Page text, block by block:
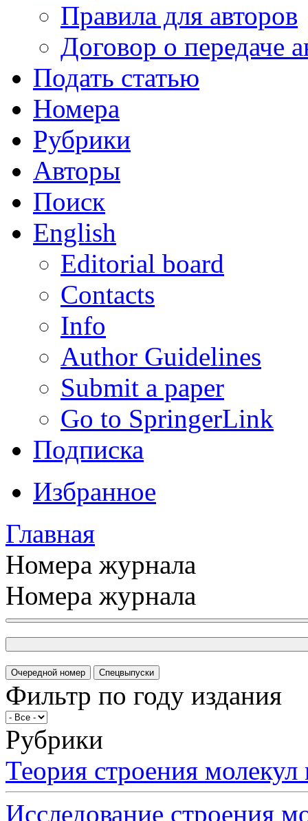
Правила для авторов
Договор о передаче
Подать статью
Номера
Рубрики
Авторы
Поиск
English
Editorial board
Contacts
Info
Author Guidelines
Submit a paper
Go to SpringerLink
Подписка
Избранное
Главная
Номера журнала
Номера журнала
Очередной номер Спецвыпуски
Фильтр по году издания
Рубрики
Теория строения
Исследование строения